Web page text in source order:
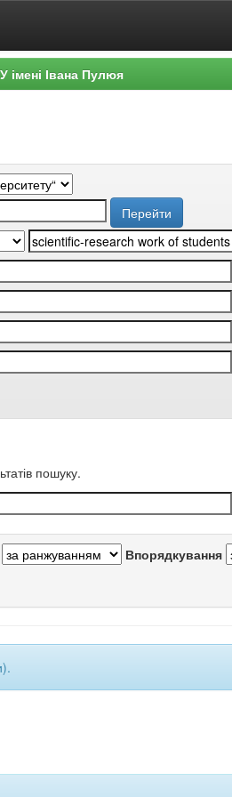
імені Івана Пулюя
пошуку.
Впорядкування